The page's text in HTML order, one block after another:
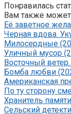
Понравилась
Вам также
Её заветное
Черная вдова.
Милосердные
Уличный мусор
Восточный
Бомба любви
Американская
По ту сторону
Хранитель
Сельский